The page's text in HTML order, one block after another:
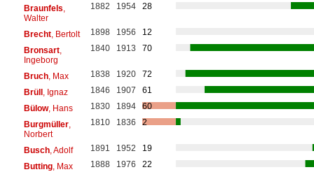
Braunfels
Walter
1882 1954 28
Brecht, Bertolt 1898 1956
12
Bronsart,
Ingeborg
1840 1913 70
Bruch, Max 1838 1920
72
Brüll, Ignaz 1846 1907
61
Bülow, Hans 1830 1894
60
Burgmüller,
Norbert
1810 1836 2
Busch, Adolf 1891 1952
19
Butting, Max 1888 1976
22